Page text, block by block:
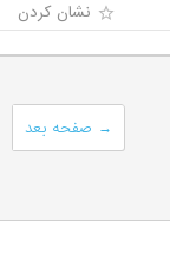
نشان کردن
صفحه بعد →